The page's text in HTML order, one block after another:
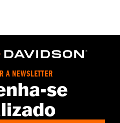
– Go towww.h-
A NEWSLETTER
se